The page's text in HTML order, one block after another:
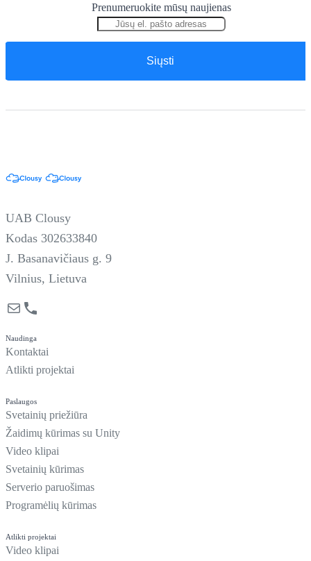
Taip pat kiekvieną iliustracija turėjo būti tam tikro &hellip;
href="https://clousy.com/kitokia-kelione-per-
lietuva/">Continued</a>
Prenumeruokite mūsų naujienas
UAB Clousy
Kodas 302633840
J. Basanavičiaus g. 9
Vilnius, Lietuva
MailPhone
Naudinga
Kontaktai
Atlikti projektai
Paslaugos
Svetainių priežiūra
Žaidimų kūrimas su Unity
Video klipai
Svetainių kūrimas
Serverio paruošimas
Programėlių kūrimas
Atlikti projektai
Video klipai